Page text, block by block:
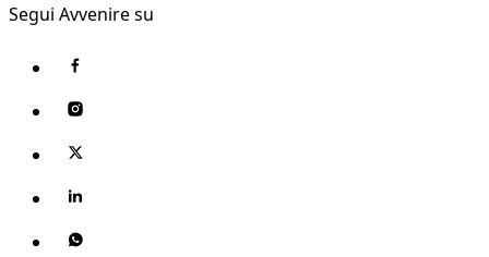
Segui Avvenire su